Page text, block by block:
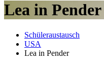
Lea in Pender
Schüleraustausch
USA
Lea in Pender